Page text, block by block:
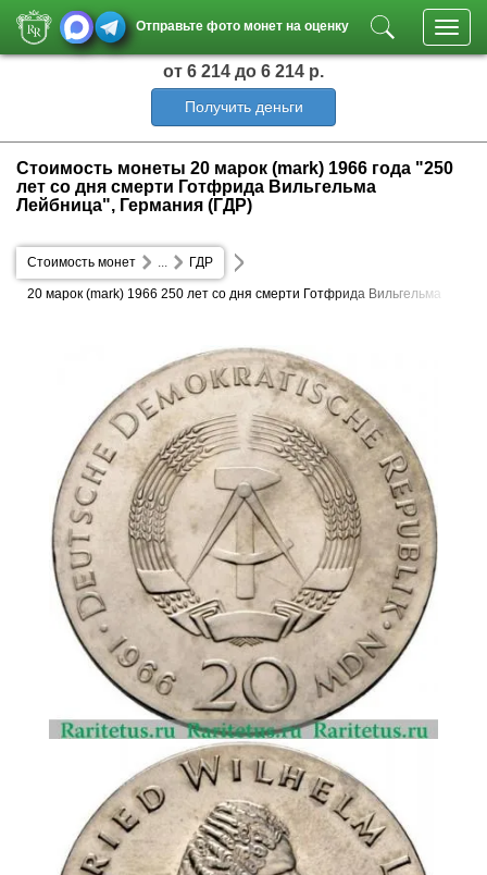
Отправьте фото монет на оценку
от 6 214 до 6 214 р.
Получить деньги
Стоимость монеты 20 марок (mark) 1966 года "250
лет со дня смерти Готфрида Вильгельма
Лейбница", Германия (ГДР)
Стоимость монет ГДР
...
20 марок (mark) 1966 250 лет со дня смерти Готфрида Вильгельма